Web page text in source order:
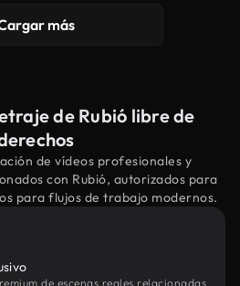
más
de Rubió libre de
de vídeos profesionales y
con Rubió, autorizados para
para flujos de trabajo modernos.
de escenas reales relacionadas